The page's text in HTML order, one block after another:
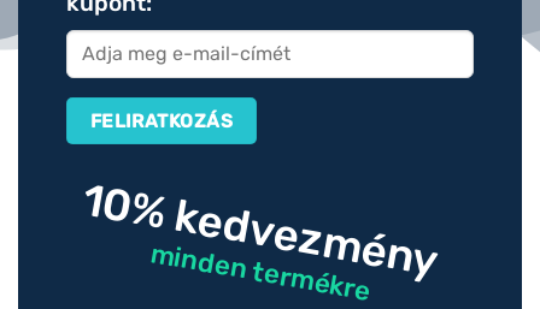
10% kedvezmény
minden termékre